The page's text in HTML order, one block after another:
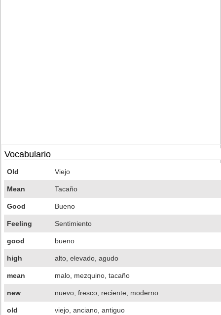
Vocabulario
Old Viejo
Mean Tacaño
Good Bueno
Feeling Sentimiento
good bueno
high alto, elevado, agudo
mean malo, mezquino, tacaño
new nuevo, fresco, reciente, moderno
old viejo, anciano, antiguo